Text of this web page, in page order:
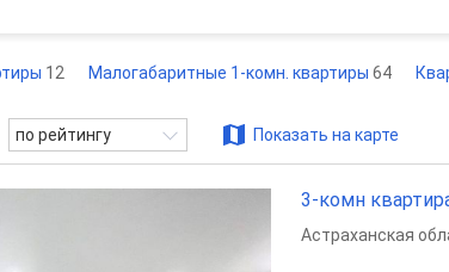
12 Малогабаритные 1-комн. квартиры 64
по рейтингу Показать на карте
3-комн
Астраханская